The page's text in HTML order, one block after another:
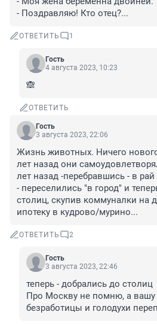
- Поздравляю! Кто отец?...
ОТВЕТИТЬ 1
Гость
4 августа 2023, 10:23
🙈
ОТВЕТИТЬ
Гость
3 августа 2023, 22:06
Жизнь животных. Ничего
лет назад они
лет назад -перебравшись - в
- переселились "в город" и
столиц, скупив коммуналки на
ипотеку в кудрово/мурино...
ОТВЕТИТЬ 2
Гость
3 августа 2023, 22:46
теперь - добрались до столиц
Про Москву не помню, а вашу
безработицы и голодухи